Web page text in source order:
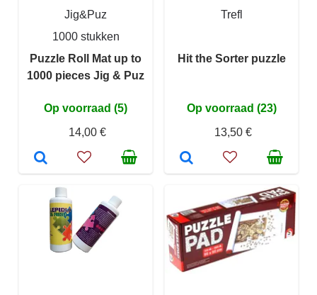
Jig&Puz
1000 stukken
Puzzle Roll Mat up to
1000 pieces Jig & Puz
Op voorraad (5)
14,00 €
Trefl
Hit the Sorter puzzle
Op voorraad (23)
13,50 €